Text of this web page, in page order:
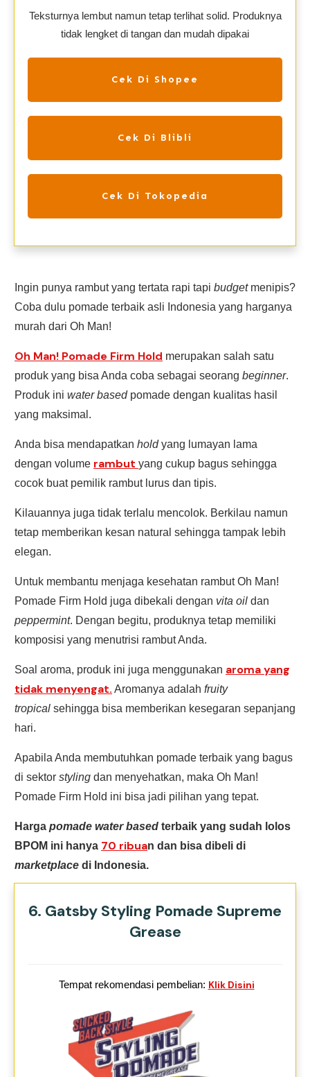
Teksturnya lembut namun tetap terlihat solid. Produknya
tidak lengket di tangan dan mudah dipakai
Cek Di Shopee
Cek Di Blibli
Cek Di Tokopedia
Ingin punya rambut yang tertata rapi tapi budgetmenipis?
Coba dulu pomade terbaik asli Indonesia yang harganya
murah dari Oh Man!
Oh Man! Pomade Firm Hold merupakan salah satu
produk yang bisa Anda coba sebagai seorang beginner.
Produk ini water basedpomade dengan kualitas hasil
yang maksimal.
Anda bisa mendapatkan holdyang lumayan lama
dengan volume rambut yang cukup bagus sehingga
cocok buat pemilik rambut lurus dan tipis.
Kilauannya juga tidak terlalu mencolok. Berkilau namun
tetap memberikan kesan natural sehingga tampak lebih
elegan.
Untuk membantu menjaga kesehatan rambut Oh Man!
Pomade Firm Hold juga dibekali dengan vita oil dan
peppermint. Dengan begitu, produknya tetap memiliki
komposisi yang menutrisi rambut Anda.
Soal aroma, produk ini juga menggunakan aroma yang
tidak menyengat. Aromanya adalah fruity
tropical sehingga bisa memberikan kesegaran sepanjang
hari.
Apabila Anda membutuhkan pomade terbaik yang bagus
di sektor styling dan menyehatkan, maka Oh Man!
Pomade Firm Hold ini bisa jadi pilihan yang tepat.
Harga pomade water based terbaik yang sudah lolos
BPOM ini hanya 70 ribuan dan bisa dibeli di
marketplace di Indonesia.
6. Gatsby Styling Pomade Supreme
Grease
Tempat rekomendasi pembelian: Klik Disini